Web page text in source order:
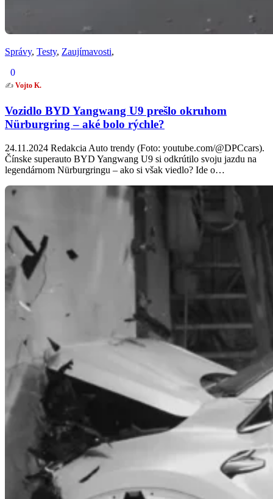
Správy, Testy, Zaujímavosti,
0
✍️ Vojto K.
Vozidlo BYD Yangwang U9 prešlo okruhom
Nürburgring – aké bolo rýchle?
24.11.2024 Redakcia Auto trendy (Foto: youtube.com/@DPCcars).
Čínske superauto BYD Yangwang U9 si odkrútilo svoju jazdu na
legendárnom Nürburgringu – ako si však viedlo? Ide o…